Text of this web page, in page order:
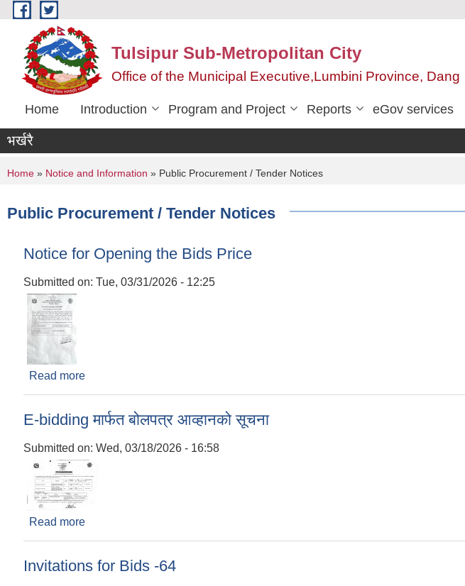
Skip to main content
Tulsipur Sub-Metropolitan City
Office of the Municipal Executive,Lumbini Province, Dang
Home Introduction Program and Project Reports eGov services
भर्खरै
You are here
Home » Notice and Information » Public Procurement / Tender Notices
Public Procurement / Tender Notices
Notice for Opening the Bids Price
Submitted on: Tue, 03/31/2026 - 12:25
Read more
E-bidding मार्फत बोलपत्र आव्हानको सूचना
Submitted on: Wed, 03/18/2026 - 16:58
Read more
Invitations for Bids -64